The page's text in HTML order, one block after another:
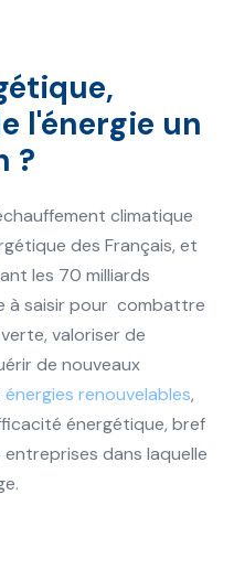
l'énergie un
?
climatique
des Français, et
les 70 milliards
à saisir pour combattre
valoriser de
de nouveaux
énergies renouvelables,
énergétique, bref
dans laquelle